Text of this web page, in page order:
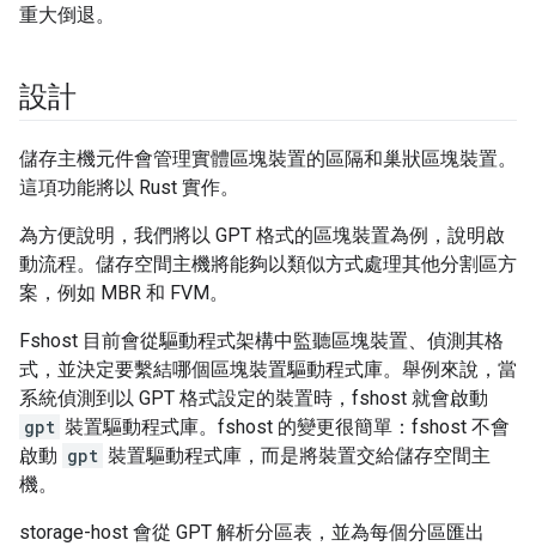
重大倒退。
設計
儲存主機元件會管理實體區塊裝置的區隔和巢狀區塊裝置。
這項功能將以 Rust 實作。
為方便說明，我們將以 GPT 格式的區塊裝置為例，說明啟
動流程。儲存空間主機將能夠以類似方式處理其他分割區方
案，例如 MBR 和 FVM。
Fshost 目前會從驅動程式架構中監聽區塊裝置、偵測其格
式，並決定要繫結哪個區塊裝置驅動程式庫。舉例來說，當
系統偵測到以 GPT 格式設定的裝置時，fshost 就會啟動
gpt 裝置驅動程式庫。fshost 的變更很簡單：fshost 不會
啟動 gpt 裝置驅動程式庫，而是將裝置交給儲存空間主
機。
storage-host 會從 GPT 解析分區表，並為每個分區匯出